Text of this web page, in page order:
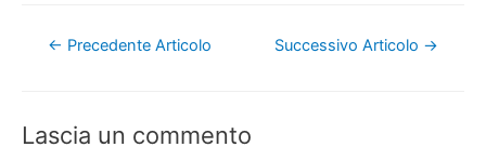
Navigazione
← Precedente Articolo Successivo Articolo →
Lascia un commento